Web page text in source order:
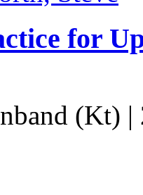
for
(Kt) |